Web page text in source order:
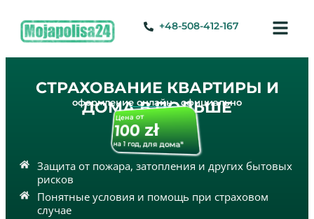
+48-508-412-167
СТРАХОВАНИЕ КВАРТИРЫ И
ДОМА В ПОЛЬШЕ
оформление онлайн • официально
Цена от
100 zł
на 1 год, для дома*
Защита от пожара, затопления и других бытовых
рисков
Понятные условия и помощь при страховом
случае